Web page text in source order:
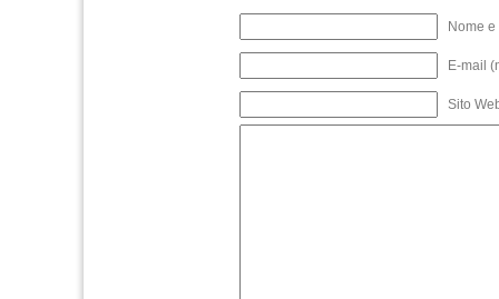
Nome
E-mail
Sito